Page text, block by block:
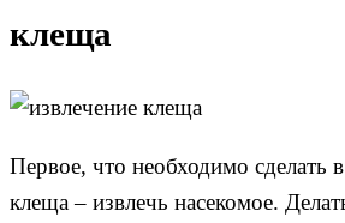
клеща
Первое, что необходимо сделать
клеща – извлечь насекомое.